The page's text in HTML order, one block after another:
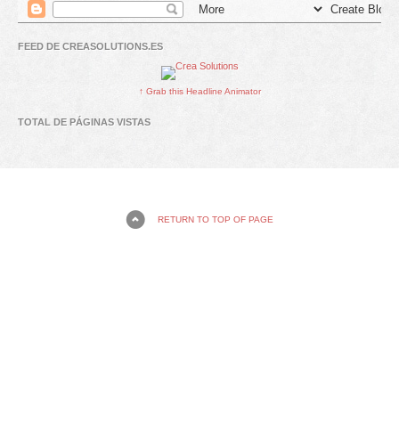
FEED DE CREASOLUTIONS.ES
↑ Grab this Headline Animator
TOTAL DE PÁGINAS VISTAS
RETURN TO TOP OF PAGE